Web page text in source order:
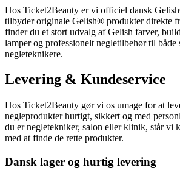
Hos Ticket2Beauty er vi officiel dansk
tilbyder originale Gelish® produkter direkte
finder du et stort udvalg af Gelish farver,
lamper og professionelt negletilbehør til
negleteknikere.
Levering & Kundeservice
Hos Ticket2Beauty gør vi os umage for at
negleprodukter hurtigt, sikkert og med
du er negletekniker, salon eller klinik, står vi
med at finde de rette produkter.
Dansk lager og hurtig levering